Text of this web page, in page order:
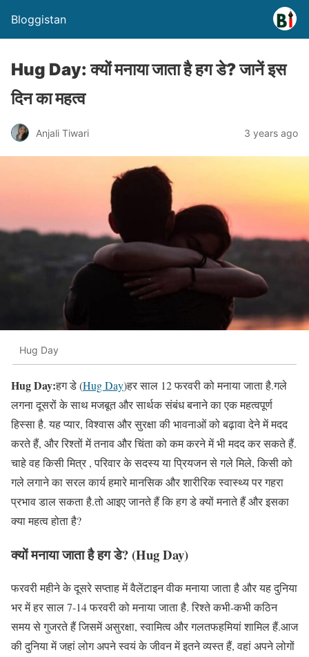
Bloggistan
Hug Day: क्यों मनाया जाता है हग डे? जानें इस
दिन का महत्व
Anjali Tiwari 3 years ago
Hug Day
Hug Day:हग डे (Hug Day)हर साल 12 फरवरी को मनाया जाता है.गले
लगना दूसरों के साथ मजबूत और सार्थक संबंध बनाने का एक महत्वपूर्ण
हिस्सा है. यह प्यार, विश्वास और सुरक्षा की भावनाओं को बढ़ावा देने में मदद
करते हैं, और रिश्तों में तनाव और चिंता को कम करने में भी मदद कर सकते हैं.
चाहे वह किसी मित्र , परिवार के सदस्य या प्रियजन से गले मिले, किसी को
गले लगाने का सरल कार्य हमारे मानसिक और शारीरिक स्वास्थ्य पर गहरा
प्रभाव डाल सकता है.तो आइए जानते हैं कि हग डे क्यों मनाते हैं और इसका
क्या महत्व होता है?
क्यों मनाया जाता है हग डे? (Hug Day)
फरवरी महीने के दूसरे सप्ताह में वैलेंटाइन वीक मनाया जाता है और यह दुनिया
भर में हर साल 7-14 फरवरी को मनाया जाता है. रिश्ते कभी-कभी कठिन
समय से गुजरते हैं जिसमें असुरक्षा, स्वामित्व और गलतफहमियां शामिल हैं.आज
की दुनिया में जहां लोग अपने स्वयं के जीवन में इतने व्यस्त हैं, वहां अपने लोगों